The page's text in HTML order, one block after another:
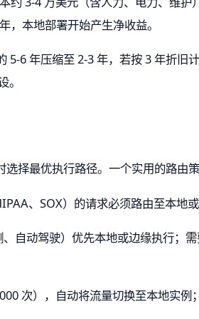
本地部署开始产生净收益。
6 年压缩至 2-3 年，若按 3 年折旧
择最优执行路径。一个实用的路由策
、SOX）的请求必须路由至本地
自动驾驶）优先本地或边缘执行；
次），自动将流量切换至本地实